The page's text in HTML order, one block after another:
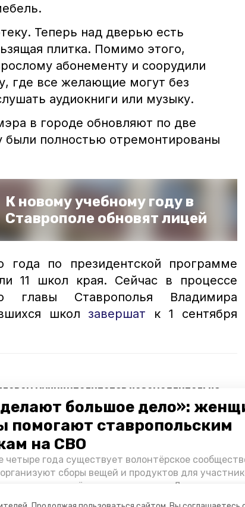
большое дело»:
помогают ставропольским
на СВО
четыре года существует волонтёрское
сборы вещей и продуктов для
отвозят всё это на передовую. Девушки
Теперь над дверью есть
плитка. Помимо этого,
абонементу и соорудили
где все желающие могут без
аудиокниги или музыку.
в городе обновляют по две
были полностью отремонтированы
К новому учебному году в
Ставрополе обновят лицей
по президентской программе
11 школ края. Сейчас в процессе
Ставрополья Владимира
школ завершат к 1 сентября
муниципалитетов незамедлительно
по президентской программе